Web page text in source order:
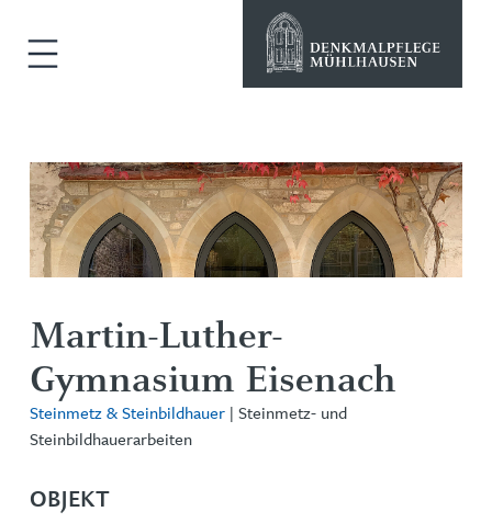
Martin-Luther-
Gymnasium Eisenach
Steinmetz & Steinbildhauer | Steinmetz- und
Steinbildhauerarbeiten
OBJEKT